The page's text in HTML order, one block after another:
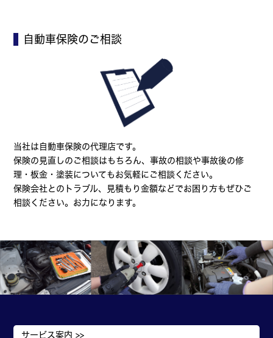
自動車保険のご相談
当社は自動車保険の代理店です。
保険の見直しのご相談はもちろん、事故の相談や事故後の修
理・板金・塗装についてもお気軽にご相談ください。
保険会社とのトラブル、見積もり金額などでお困り方もぜひご
相談ください。お力になります。
サービス案内 >>